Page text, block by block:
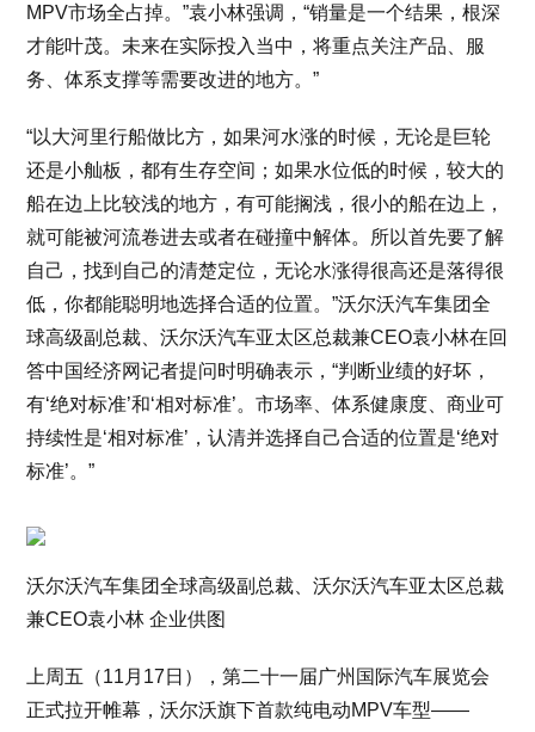
MPV市场全占掉。”袁小林强调，“销量是一个结果，根深
才能叶茂。未来在实际投入当中，将重点关注产品、服
务、体系支撑等需要改进的地方。”
“以大河里行船做比方，如果河水涨的时候，无论是巨轮
还是小舢板，都有生存空间；如果水位低的时候，较大的
船在边上比较浅的地方，有可能搁浅，很小的船在边上，
就可能被河流卷进去或者在碰撞中解体。所以首先要了解
自己，找到自己的清楚定位，无论水涨得很高还是落得很
低，你都能聪明地选择合适的位置。”沃尔沃汽车集团全
球高级副总裁、沃尔沃汽车亚太区总裁兼CEO袁小林在回
答中国经济网记者提问时明确表示，“判断业绩的好坏，
有‘绝对标准’和‘相对标准’。市场率、体系健康度、商业可
持续性是‘相对标准’，认清并选择自己合适的位置是‘绝对
标准’。”
沃尔沃汽车集团全球高级副总裁、沃尔沃汽车亚太区总裁
兼CEO袁小林 企业供图
上周五（11月17日），第二十一届广州国际汽车展览会
正式拉开帷幕，沃尔沃旗下首款纯电动MPV车型——